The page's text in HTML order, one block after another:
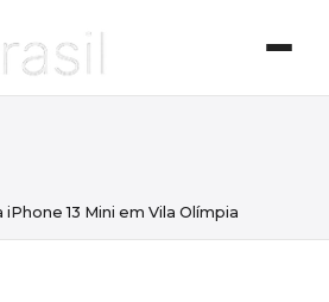
13 Mini em Vila Olímpia